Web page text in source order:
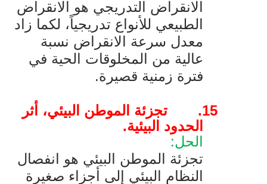
الانقراض التدريجي هو الانقراض
الطبيعي للأنواع تدريجياً، لكما زاد
معدل سرعة الانقراض نسبة
عالية من المخلوقات الحية في
فترة زمنية قصيرة.
15.
تجزئة الموطن البيئي، أثر
الحدود البيئية.
الحل:
تجزئة الموطن البيئي هو انفصال
النظام البيئي إلى أجزاء صغيرة